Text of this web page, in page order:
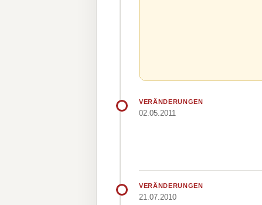
VERÄNDERUNGEN
02.05.2011
VERÄNDERUNGEN
21.07.2010